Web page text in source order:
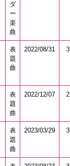
ダ
ー
楽
曲
表
題
曲
2022/08/31 3
表
題
曲
2022/12/07 2
表
題
曲
2023/03/29 3